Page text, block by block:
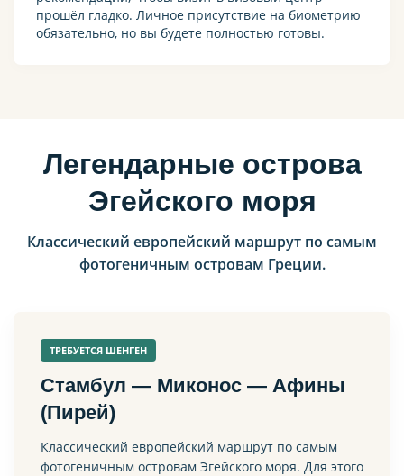
прошёл гладко. Личное присутствие на биометрию
обязательно, но вы будете полностью готовы.
Легендарные острова
Эгейского моря
Классический европейский маршрут по самым
фотогеничным островам Греции.
ТРЕБУЕТСЯ ШЕНГЕН
Стамбул — Миконос — Афины
(Пирей)
Классический европейский маршрут по самым
фотогеничным островам Эгейского моря. Для этого